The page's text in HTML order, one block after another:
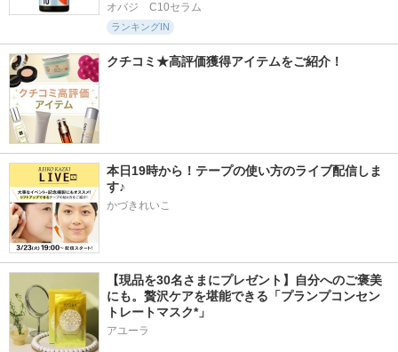
オバジ　C10セラム
ランキングIN
クチコミ★高評価獲得アイテムをご紹介！
本日19時から！テープの使い方のライブ配信しま
す♪
かづきれいこ
【現品を30名さまにプレゼント】自分へのご褒美
にも。贅沢ケアを堪能できる「プランプコンセン
トレートマスク*」
アユーラ